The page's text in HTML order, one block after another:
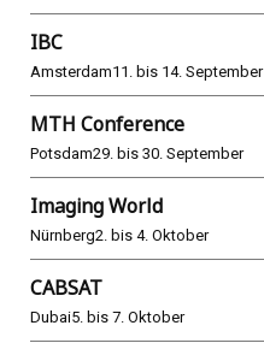
IBC
Amsterdam11. bis 14. September
MTH Conference
Potsdam29. bis 30. September
Imaging World
Nürnberg2. bis 4. Oktober
CABSAT
Dubai5. bis 7. Oktober